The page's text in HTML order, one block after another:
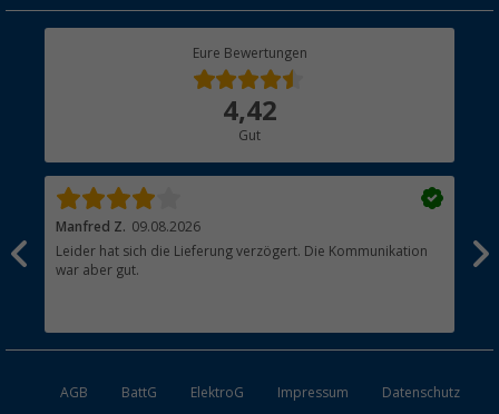
Rücksendung
Eure Bewertungen
4,42
Gut
Manfred Z. 09.08.2026
Leider hat sich die Lieferung verzögert. Die Kommunikation
war aber gut.
AGB BattG ElektroG Impressum Datenschutz